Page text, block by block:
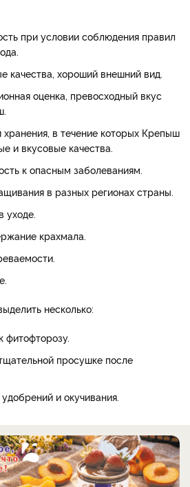
при условии соблюдения правил
качества, хороший внешний вид.
оценка, превосходный вкус
в течение которых Крепыш
и вкусовые качества.
к опасным заболеваниям.
в разных регионах страны.
уходе.
крахмала.
несколько:
фитофторозу.
просушке после
и окучивания.